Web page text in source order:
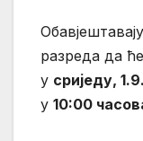
разреда да
у сриједу,
у 10:00